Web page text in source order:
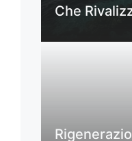
Che